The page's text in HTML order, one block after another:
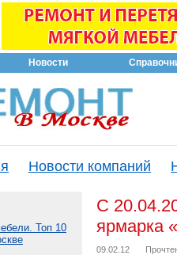
Новости
Новости компаний
Топ 10
С
ярмарка
09.02.12